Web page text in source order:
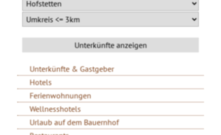
Unterkünfte & Gastgeber
Hotels
Ferienwohnungen
Wellnesshotels
Urlaub auf dem Bauernhof